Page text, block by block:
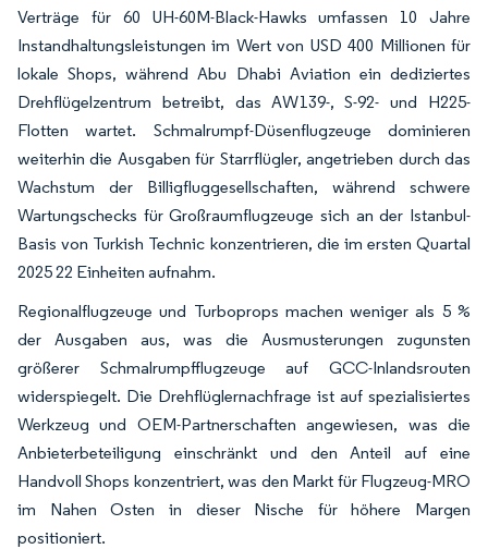
Verträge für 60 UH-60M-Black-Hawks umfassen 10 Jahre
Instandhaltungsleistungen im Wert von USD 400 Millionen für
lokale Shops, während Abu Dhabi Aviation ein dediziertes
Drehflügelzentrum betreibt, das AW139-, S-92- und H225-
Flotten wartet. Schmalrumpf-Düsenflugzeuge dominieren
weiterhin die Ausgaben für Starrflügler, angetrieben durch das
Wachstum der Billigfluggesellschaften, während schwere
Wartungschecks für Großraumflugzeuge sich an der Istanbul-
Basis von Turkish Technic konzentrieren, die im ersten Quartal
2025 22 Einheiten aufnahm.
Regionalflugzeuge und Turboprops machen weniger als 5 %
der Ausgaben aus, was die Ausmusterungen zugunsten
größerer Schmalrumpfflugzeuge auf GCC-Inlandsrouten
widerspiegelt. Die Drehflüglernachfrage ist auf spezialisiertes
Werkzeug und OEM-Partnerschaften angewiesen, was die
Anbieterbeteiligung einschränkt und den Anteil auf eine
Handvoll Shops konzentriert, was den Markt für Flugzeug-MRO
im Nahen Osten in dieser Nische für höhere Margen
positioniert.